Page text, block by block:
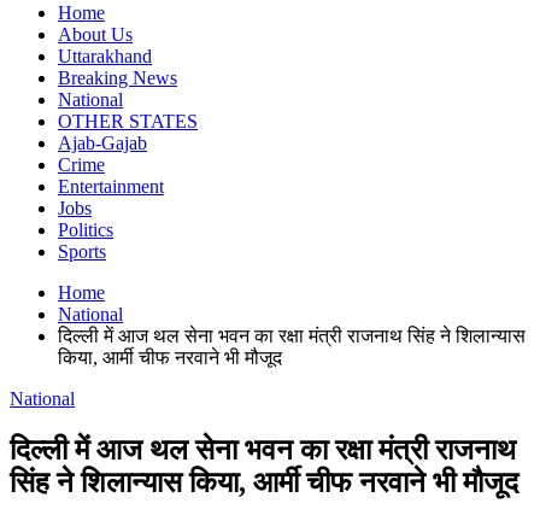
Home
About Us
Uttarakhand
Breaking News
National
OTHER STATES
Ajab-Gajab
Crime
Entertainment
Jobs
Politics
Sports
Home
National
दिल्ली में आज थल सेना भवन का रक्षा मंत्री राजनाथ सिंह ने शिलान्यास
किया, आर्मी चीफ नरवाने भी मौजूद
National
दिल्ली में आज थल सेना भवन का रक्षा मंत्री राजनाथ
सिंह ने शिलान्यास किया, आर्मी चीफ नरवाने भी मौजूद